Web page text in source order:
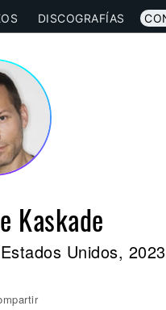
DISCOGRAFÍAS
Kaskade
Unidos, 2023